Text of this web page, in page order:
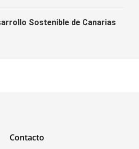
Sostenible de Canarias
Contacto